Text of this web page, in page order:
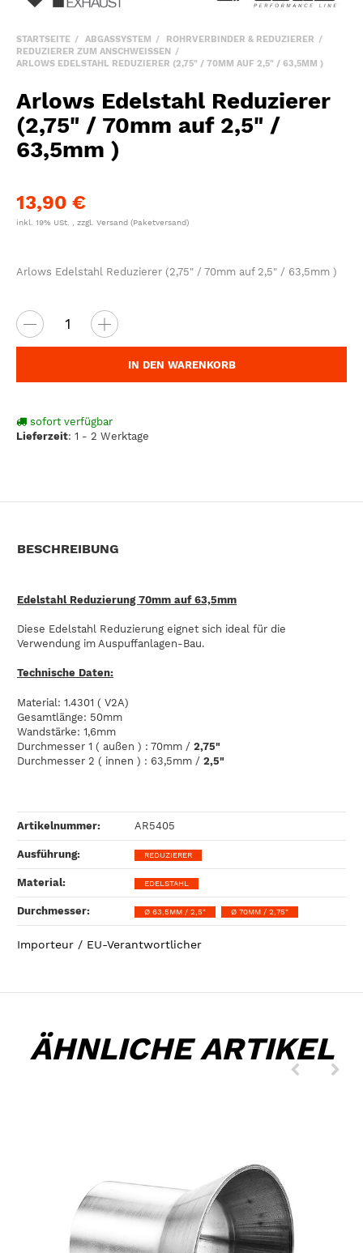
STARTSEITE ABGASSYSTEM
ROHRVERBINDER & REDUZIERER
REDUZIERER ZUM ANSCHWEISSEN
ARLOWS EDELSTAHL REDUZIERER (2,75" / 70MM AUF 2,5" / 63,5MM )
Arlows Edelstahl Reduzierer
(2,75" / 70mm auf 2,5" /
63,5mm )
13,90 €
inkl. 19% USt. , zzgl. Versand (Paketversand)
Arlows Edelstahl Reduzierer (2,75" / 70mm auf 2,5" / 63,5mm )
IN DEN WARENKORB
sofort verfügbar
Lieferzeit: 1 - 2 Werktage
BESCHREIBUNG
Edelstahl Reduzierung 70mm auf 63,5mm
Diese Edelstahl Reduzierung eignet sich ideal für die
Verwendung im Auspuffanlagen-Bau.
Technische Daten:
Material: 1.4301 ( V2A)
Gesamtlänge: 50mm
Wandstärke: 1,6mm
Durchmesser 1 ( außen ) : 70mm / 2,75"
Durchmesser 2 ( innen ) : 63,5mm / 2,5"
Artikelnummer: AR5405
Ausführung‍: REDUZIERER
Material‍: EDELSTAHL
Durchmesser‍: Ø 63,5MM / 2,5" Ø 70MM / 2,75"
Importeur / EU-Verantwortlicher
ÄHNLICHE ARTIKEL